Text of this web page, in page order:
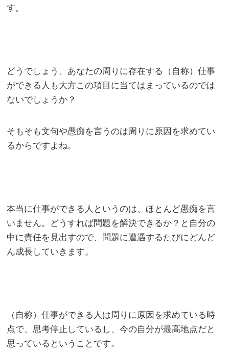
す。
どうでしょう、あなたの周りに存在する（自称）仕事
ができる人も大方この項目に当てはまっているのでは
ないでしょうか？
そもそも文句や愚痴を言うのは周りに原因を求めてい
るからですよね。
本当に仕事ができる人というのは、ほとんど愚痴を言
いません。どうすれば問題を解決できるか？と自分の
中に責任を見出すので、問題に遭遇するたびにどんど
ん成長していきます。
（自称）仕事ができる人は周りに原因を求めている時
点で、思考停止しているし、今の自分が最高地点だと
思っているということです。